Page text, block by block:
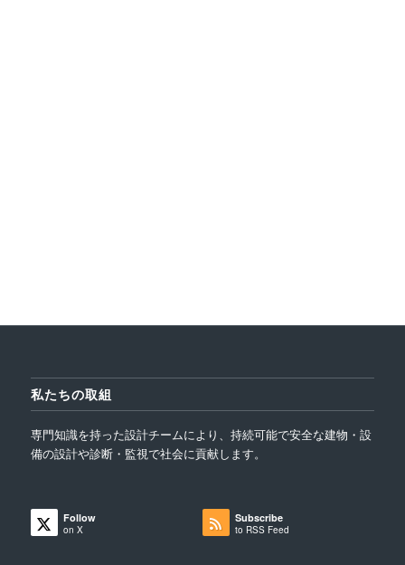
私たちの取組
専門知識を持った設計チームにより、持続可能で安全な建物・設
備の設計や診断・監視で社会に貢献します。
Follow
on X
Subscribe
to RSS Feed